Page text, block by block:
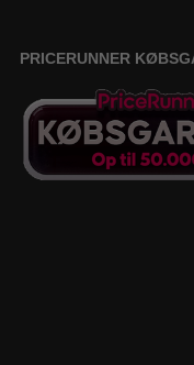
PRICERUNNER